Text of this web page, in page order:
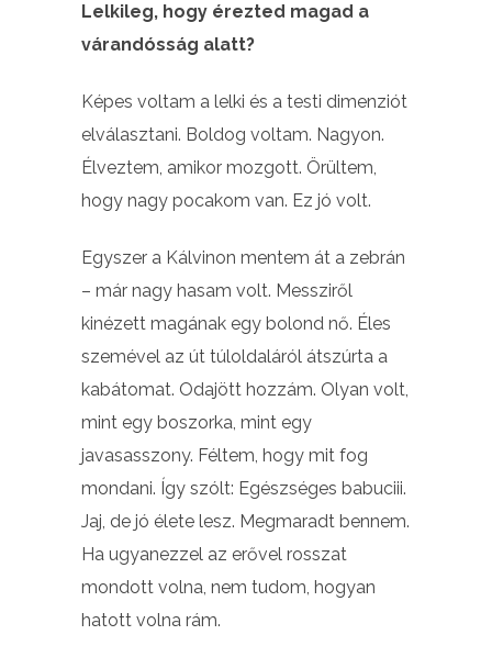
Lelkileg, hogy érezted magad a
várandósság alatt?
Képes voltam a lelki és a testi dimenziót
elválasztani. Boldog voltam. Nagyon.
Élveztem, amikor mozgott. Örültem,
hogy nagy pocakom van. Ez jó volt.
Egyszer a Kálvinon mentem át a zebrán
– már nagy hasam volt. Messziről
kinézett magának egy bolond nő. Éles
szemével az út túloldaláról átszúrta a
kabátomat. Odajött hozzám. Olyan volt,
mint egy boszorka, mint egy
javasasszony. Féltem, hogy mit fog
mondani. Így szólt: Egészséges babuciii.
Jaj, de jó élete lesz. Megmaradt bennem.
Ha ugyanezzel az erővel rosszat
mondott volna, nem tudom, hogyan
hatott volna rám.